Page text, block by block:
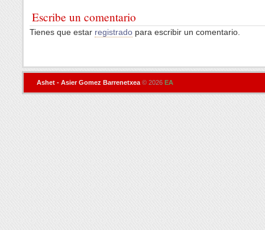
Escribe un comentario
Tienes que estar registrado para escribir un comentario.
Ashet - Asier Gomez Barrenetxea © 2026 EA